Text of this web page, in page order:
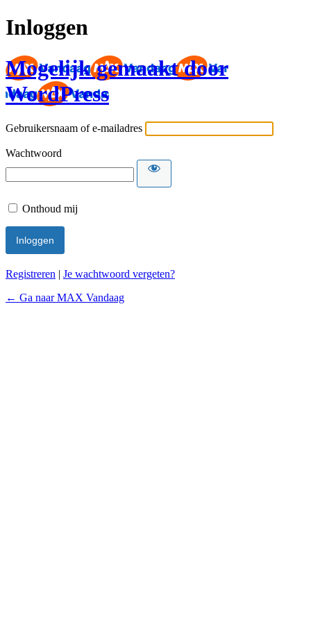
Inloggen
Mogelijk gemaakt door
WordPress
Gebruikersnaam of e-mailadres
Wachtwoord
Onthoud mij
Registreren | Je wachtwoord vergeten?
← Ga naar MAX Vandaag